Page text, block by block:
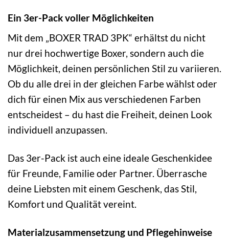
Ein 3er-Pack voller Möglichkeiten
Mit dem „BOXER TRAD 3PK“ erhältst du nicht
nur drei hochwertige Boxer, sondern auch die
Möglichkeit, deinen persönlichen Stil zu variieren.
Ob du alle drei in der gleichen Farbe wählst oder
dich für einen Mix aus verschiedenen Farben
entscheidest – du hast die Freiheit, deinen Look
individuell anzupassen.
Das 3er-Pack ist auch eine ideale Geschenkidee
für Freunde, Familie oder Partner. Überrasche
deine Liebsten mit einem Geschenk, das Stil,
Komfort und Qualität vereint.
Materialzusammensetzung und Pflegehinweise